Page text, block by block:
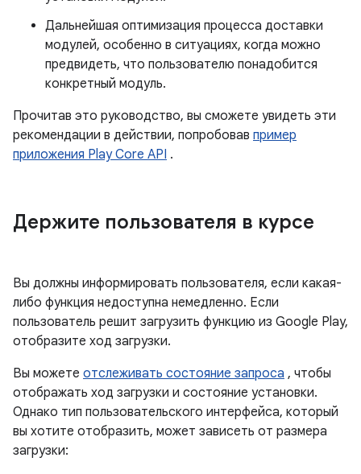
Дальнейшая оптимизация процесса доставки
модулей, особенно в ситуациях, когда можно
предвидеть, что пользователю понадобится
конкретный модуль.
Прочитав это руководство, вы сможете увидеть эти
рекомендации в действии, попробовав пример
приложения Play Core API .
Держите пользователя в курсе
Вы должны информировать пользователя, если какая-
либо функция недоступна немедленно. Если
пользователь решит загрузить функцию из Google Play,
отобразите ход загрузки.
Вы можете отслеживать состояние запроса , чтобы
отображать ход загрузки и состояние установки.
Однако тип пользовательского интерфейса, который
вы хотите отобразить, может зависеть от размера
загрузки: